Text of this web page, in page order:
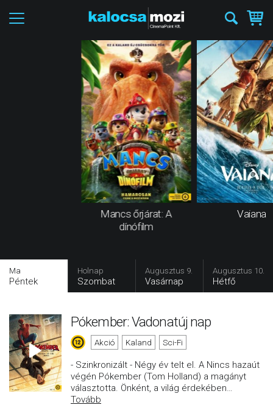
Mancs őrjárat: A
dínófilm
Vaiana
Ma
Péntek
Holnap
Szombat
Augusztus 9.
Vasárnap
Augusztus 10.
Hétfő
Pókember: Vadonatúj nap
Akció Kaland Sci-Fi
- Szinkronizált - Négy év telt el. A Nincs hazaút
végén Pókember (Tom Holland) a magányt
választotta. Önként, a világ érdekében…
Tovább